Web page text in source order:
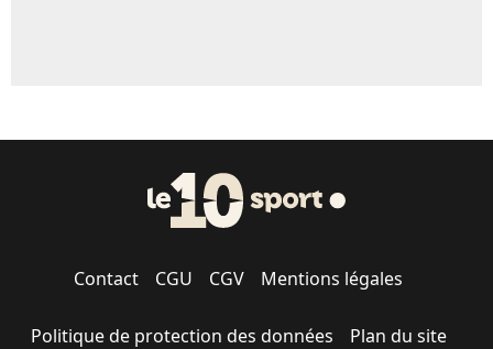
Contact CGU CGV Mentions légales
Politique de protection des données Plan du site